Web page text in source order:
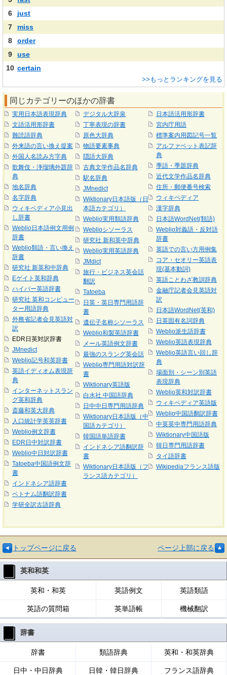
6
just
7
miss
8
order
9
use
10 certain
>>もっとランキングを見る
同じカテゴリーのほかの辞書
実用日本語表現辞典
文語活用形辞書
難読語辞典
外来語の言い換え提案
外国人名読み方字典
歌舞伎・浄瑠璃外題辞
典
地名辞典
名字辞典
ウィキペディア小見出
し辞書
Weblio日本語例文用例
辞書
Weblio類語・言い換え
辞書
研究社 新英和中辞典
Eゲイト英和辞典
ハイパー英語辞書
研究社 英和コンピュー
ター用語辞典
外務省記者会見英語対
訳
EDR日英対訳辞書
JMnedict
Weblio記号和英辞書
英語イディオム表現辞
典
インターネットスラン
グ英和辞典
斎藤和英大辞典
人口統計学英英辞書
Weblio例文辞書
EDR日中対訳辞書
Weblio中日対訳辞書
Tatoeba中国語例文辞
書
インドネシア語辞書
ベトナム語翻訳辞書
学研全訳古語辞典
デジタル大辞泉
丁寧表現の辞書
原色大辞典
物語要素事典
隠語大辞典
古典文学作品名辞典
駅名辞典
JMnedict
Wiktionary日本語版（日
本語カテゴリ）
Weblio実用類語辞典
Weblioシソーラス
研究社 新和英中辞典
Weblio実用英語辞典
JMdict
旅行・ビジネス英会話
翻訳
Tatoeba
日英・英日専門用語辞
書
遺伝子名称シソーラス
Weblio和製英語辞書
メール英語例文辞書
最強のスラング英会話
Weblio専門用語対訳辞
書
Wiktionary英語版
白水社 中国語辞典
日中中日専門用語辞典
Wiktionary日本語版（中
国語カテゴリ）
韓国語単語辞書
インドネシア語翻訳辞
書
Wiktionary日本語版（フ
ランス語カテゴリ）
日本語活用形辞書
宮内庁用語
標準案内用図記号一覧
アルファベット表記辞
典
季語・季題辞典
近代文学作品名辞典
住所・郵便番号検索
ウィキペディア
漢字辞典
日本語WordNet(類語)
Weblio対義語・反対語
辞書
英語での言い方用例集
コア・セオリー英語表
現(基本動詞)
英語ことわざ教訓辞典
金融庁記者会見英語対
訳
日本語WordNet(英和)
日英固有名詞辞典
Weblio派生語辞書
Weblio英語表現辞典
Weblio英語言い回し辞
典
場面別・シーン別英語
表現辞典
Weblio英和対訳辞書
ウィキペディア英語版
Weblio中国語翻訳辞書
中英英中専門用語辞典
Wiktionary中国語版
韓日専門用語辞書
タイ語辞書
Wikipediaフランス語版
トップページに戻る ページ上部に戻る
英和和英
英和・和英 英語例文 英語類語
英語の質問箱 英単語帳 機械翻訳
辞書
辞書 類語辞典 英和・和英辞典
日中・中日辞典 日韓・韓日辞典 フランス語辞典